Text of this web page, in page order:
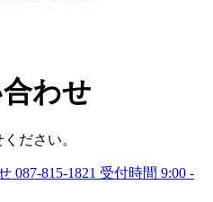
わせ
ださい。
087-815-1821 受付時間 9:00 -